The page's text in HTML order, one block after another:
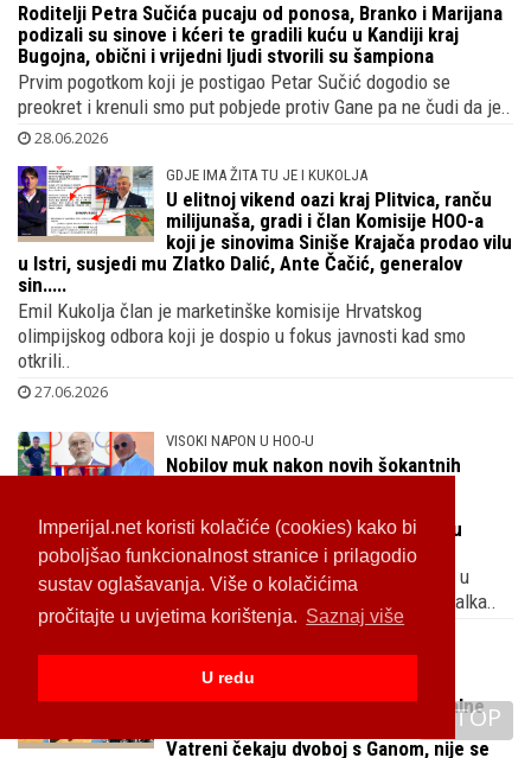
Imperijal.net koristi kolačiće (cookies) kako bi
poboljšao funkcionalnost stranice i prilagodio
sustav oglašavanja. Više o kolačićima
pročitajte u uvjetima korištenja. Saznaj više
U redu
Roditelji Petra Sučića pucaju od ponosa,
Branko i Marijana podizali su sinove i
kćeri te gradili kuću u Kandiji kraj
Bugojna, obični i vrijedni ljudi stvorili su šampiona
Prvim pogotkom koji je postigao Petar Sučić dogodio se
preokret i krenuli smo put pobjede protiv Gane pa ne čudi da je..
GDJE IMA ŽITA TU JE I KUKOLJA
U elitnoj vikend oazi kraj Plitvica, ranču
milijunaša, gradi i član Komisije HOO-a
koji je sinovima Siniše Krajača prodao vilu
u Istri, susjedi mu Zlatko Dalić, Ante Čačić, generalov
sin.....
Emil Kukolja član je marketinške komisije Hrvatskog
olimpijskog odbora koji je dospio u fokus javnosti kad smo
otkrili..
VISOKI NAPON U HOO-U
otkrića u HOO-u i poruke goluba
pismonoše s Pantovčaka uzdrmali
izborni stožer Dragana Primorca koji je svakom loncu
poklopac
Nakon novih uznemirujućih spoznaja o tajnim ugovorima u
Legendarni Niko Kranjčar lovio totalne
TOP